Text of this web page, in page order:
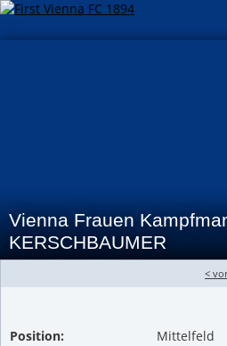
Vienna Frauen
KERSCHBAUMER
<
Position:
Mittelfeld